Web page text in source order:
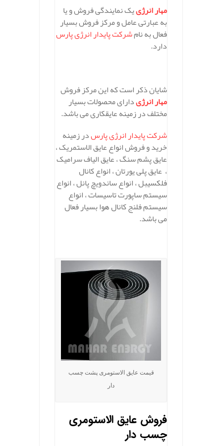
مهار انرژییک نمایندگی فروش و یا
به عبارتی عامل و مرکز فروش بسیار
فعال به نامشرکت پایدار انرژی پارس
دارد.
شایان ذکر است که این مرکز فروش
مهار انرژیدارای محصولات بسیار
مختلف در زمینه عایقکاری می باشد.
شرکت پایدار انرژی پارسدر زمینه
خرید و فروش انواع عایق الاستمریک ،
عایق پشم سنگ ، عایق الیاف سرامیک
، عایق پلی یورتان ، انواع کانال
فلکسیبل ، انواع ساندویچ پانل ، انواع
سیستم ساپورت تاسیسات ، انواع
سیستم فلنج کانال هوا بسیار فعال
می باشد.
قیمت عایق الاستومری پشت چسب
دار
فروش عایق الاستومری
چسب دار